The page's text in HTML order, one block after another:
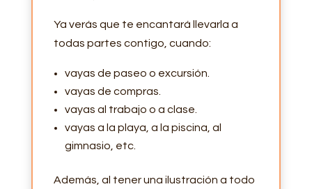
Ya verás que te encantará llevarla a
todas partes contigo, cuando:
vayas de paseo o excursión.
vayas de compras.
vayas al trabajo o a clase.
vayas a la playa, a la piscina, al
gimnasio, etc.
Además, al tener una ilustración a todo